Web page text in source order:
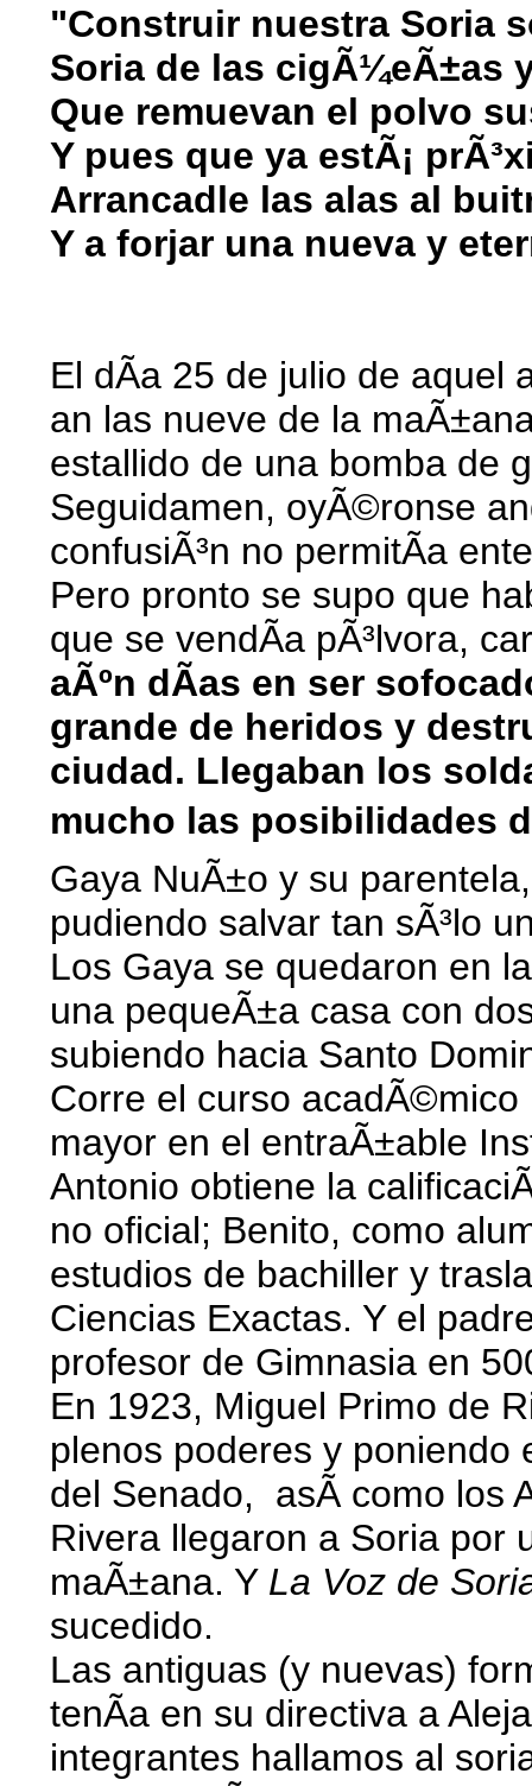
"Construir nuestra Soria
Soria de las cigÃ¼eÃ±as
Que remuevan el polvo
Y pues que ya estÃ¡
Arrancadle las alas al
Y a forjar una nueva y
El dÃ­a 25 de julio de aquel
an las nueve de la
estallido de una bomba de
Seguidamen, oyÃ©ronse
confusiÃ³n no permitÃ­a
Pero pronto se supo que
que se vendÃ­a pÃ³lvora,
aÃºn dÃ­as en ser
grande de heridos y
ciudad. Llegaban los
mucho las posibilidades
Gaya NuÃ±o y su
pudiendo salvar tan sÃ³lo
Los Gaya se quedaron en
una pequeÃ±a casa con
subiendo hacia Santo
Corre el curso
mayor en el entraÃ±able
Antonio obtiene la
no oficial; Benito, como
estudios de bachiller y
Ciencias Exactas. Y el
profesor de Gimnasia en
En 1923, Miguel Primo de
plenos poderes y poniendo
del Senado, asÃ­ como los
Rivera llegaron a Soria por
maÃ±ana. Y La Voz de
sucedido.
Las antiguas (y nuevas)
tenÃ­a en su directiva a
integrantes hallamos al